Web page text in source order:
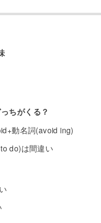
ちがくる？
動名詞(avoid ing)
do)は間違い